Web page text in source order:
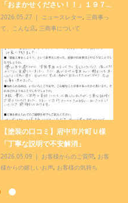
「おまかせください！！」１９７...
2026.05.27 ニュースレター, 三商事っ
て、こんな店, 三商事について
【塗装の口コミ】府中市片町Ｕ様
「丁寧な説明で不安解消」
2026.05.09 お客様からのご質問, お客
様からの嬉しいお声, お客様の気持ち